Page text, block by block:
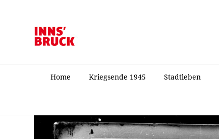
Home Kriegsende 1945 Stadtleben